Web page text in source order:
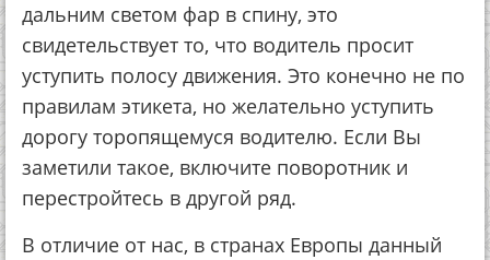
дальним светом фар в спину, это
свидетельствует то, что водитель просит
уступить полосу движения. Это конечно не по
правилам этикета, но желательно уступить
дорогу торопящемуся водителю. Если Вы
заметили такое, включите поворотник и
перестройтесь в другой ряд.
В отличие от нас, в странах Европы данный